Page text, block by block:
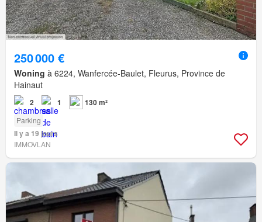
250 000 €
Woning à 6224, Wanfercée-Baulet, Fleurus, Province de
Hainaut
2 1 130 m²
Parking
Il y a 19 jours
IMMOVLAN